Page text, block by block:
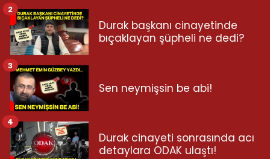
Durak başkanı cinayetinde
bıçaklayan şüpheli ne dedi?
2
Sen neymişsin be abi!
3
Durak cinayeti sonrasında acı
detaylara ODAK ulaştı!
4